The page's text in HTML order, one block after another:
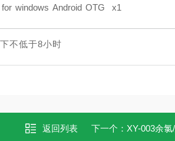
for windows Android OTG x1
不低于8小时
返回列表 下一个： XY-003余氯/